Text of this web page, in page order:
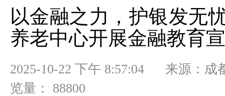
以金融之力，护银发无
养老中心开展金融教育
2025-10-22 下午 8:57:04 来源：
览量： 88800